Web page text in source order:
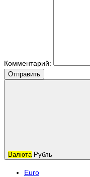
Комментарий:
Отправить
Валюта Рубль
Euro